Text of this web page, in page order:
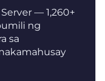
— 1,260+
ng
sa